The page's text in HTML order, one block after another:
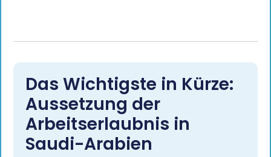
Das Wichtigste in Kürze:
Aussetzung der
Arbeitserlaubnis in
Saudi-Arabien